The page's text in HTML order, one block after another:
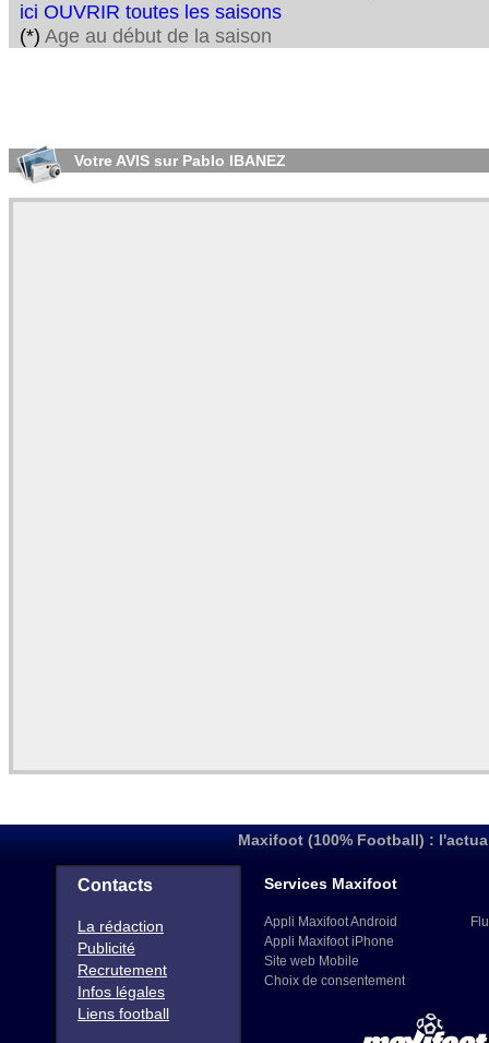
ici OUVRIR toutes les saisons
(*) Age au début de la saison
Votre AVIS sur Pablo IBANEZ
Maxifoot (100% Football) :
Contacts
La rédaction
Publicité
Recrutement
Infos légales
Liens football
Services Maxifoot
Appli Maxifoot Android
Appli Maxifoot iPhone
Site web Mobile
Choix de consentement